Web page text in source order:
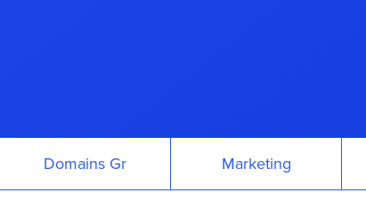
Domains Gr Marketing